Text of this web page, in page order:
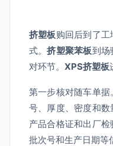
挤塑板购回后到了
式。挤塑聚苯板到场
对环节。 XPS挤塑板
第一步核对随车单
号、厚度、密度和数
产品合格证和出厂
批次号和生产日期等